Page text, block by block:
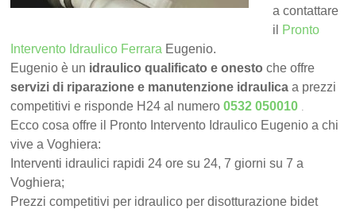
a contattare
il Pronto
Intervento Idraulico Ferrara Eugenio.
Eugenio è un idraulico qualificato e onesto che offre
servizi di riparazione e manutenzione idraulica a prezzi
competitivi e risponde H24 al numero0532 050010 .
Ecco cosa offre il Pronto Intervento Idraulico Eugenio a chi
vive a Voghiera:
Interventi idraulici rapidi 24 ore su 24, 7 giorni su 7 a
Voghiera;
Prezzi competitivi per idraulico per disotturazione bidet